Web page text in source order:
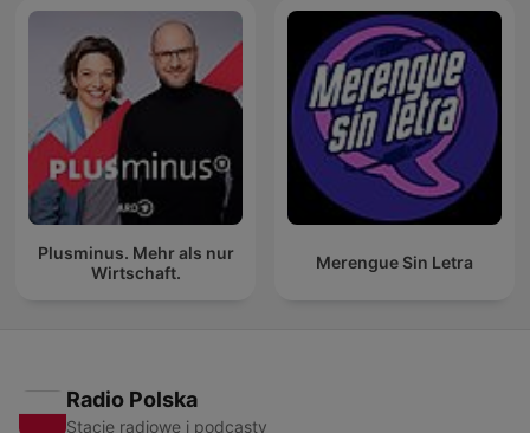
Plusminus. Mehr als nur
Wirtschaft.
Merengue Sin Letra
Radio Polska
Stacje radiowe i podcasty